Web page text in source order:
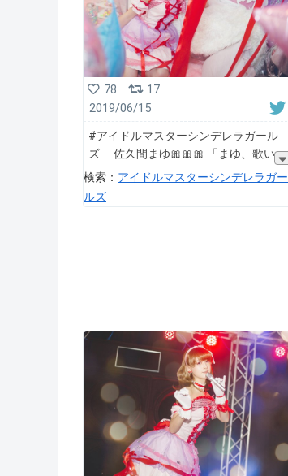
78
17
2019/06/15
#アイドルマスターシンデレラガール
ズ 佐久間まゆ🎀🎀🎀 ​​​​ 「まゆ、歌い
検索： アイドルマスターシンデレラガー
ルズ